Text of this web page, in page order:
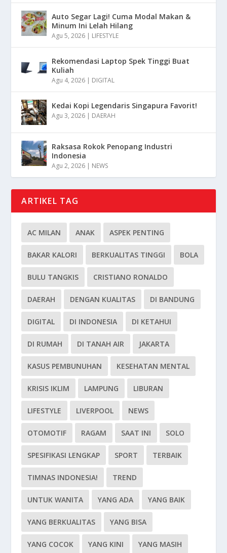
Auto Segar Lagi! Cuma Modal Makan &
Minum Ini Lelah Hilang
Agu 5, 2026 | LIFESTYLE
Rekomendasi Laptop Spek Tinggi Buat
Kuliah
Agu 4, 2026 | DIGITAL
Kedai Kopi Legendaris Singapura Favorit!
Agu 3, 2026 | DAERAH
Raksasa Rokok Penopang Industri
Indonesia
Agu 2, 2026 | NEWS
ARTIKEL TAG
AC MILAN ANAK ASPEK PENTING
BAKAR KALORI BERKUALITAS TINGGI BOLA
BULU TANGKIS CRISTIANO RONALDO
DAERAH DENGAN KUALITAS DI BANDUNG
DIGITAL DI INDONESIA DI KETAHUI
DI RUMAH DI TANAH AIR JAKARTA
KASUS PEMBUNUHAN KESEHATAN MENTAL
KRISIS IKLIM LAMPUNG LIBURAN
LIFESTYLE LIVERPOOL NEWS
OTOMOTIF RAGAM SAAT INI SOLO
SPESIFIKASI LENGKAP SPORT TERBAIK
TIMNAS INDONESIA! TREND
UNTUK WANITA YANG ADA YANG BAIK
YANG BERKUALITAS YANG BISA
YANG COCOK YANG KINI YANG MASIH